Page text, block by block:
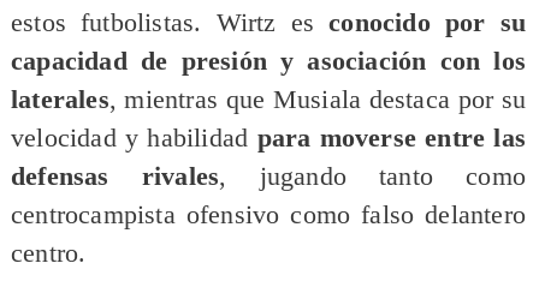
estos futbolistas. Wirtz esconocido por su
capacidad de presión y asociación con los
laterales, mientras que Musiala destaca por su
velocidad y habilidad para moverse entre las
defensas rivales, jugando tanto como
centrocampista ofensivo como falso delantero
centro.